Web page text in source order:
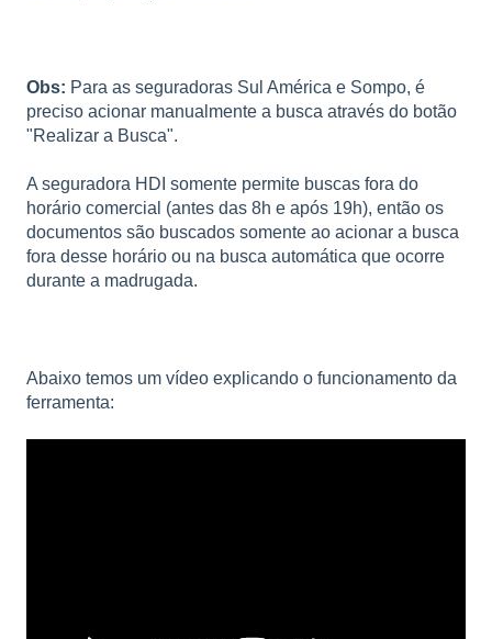
Obs: Para as seguradoras Sul América e Sompo, é
preciso acionar manualmente a busca através do botão
"Realizar a Busca".
A seguradora HDI somente permite buscas fora do
horário comercial (antes das 8h e após 19h), então os
documentos são buscados somente ao acionar a busca
fora desse horário ou na busca automática que ocorre
durante a madrugada.
Abaixo temos um vídeo explicando o funcionamento da
ferramenta: